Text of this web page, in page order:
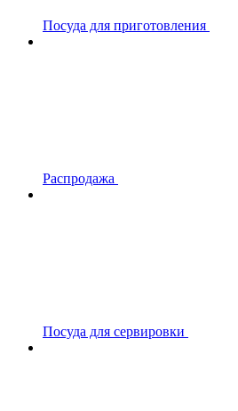
Посуда для приготовления
Распродажа
Посуда для сервировки